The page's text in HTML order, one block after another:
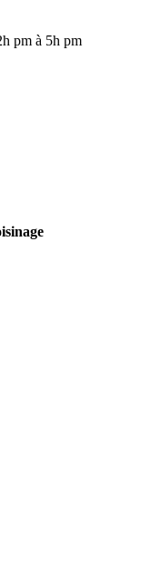
pm à 5h pm